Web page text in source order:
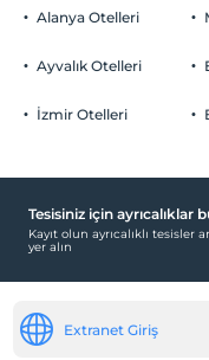
Temizlik
Engelli otoparkı
2 yaşına kadar olan
Alanya Otelleri
Ayvalık Otelleri
İzmir Otelleri
Tesisiniz için ayrıcalıklar
Kayıt olun ayrıcalıklı tesisler
yer alın
Extranet Giriş